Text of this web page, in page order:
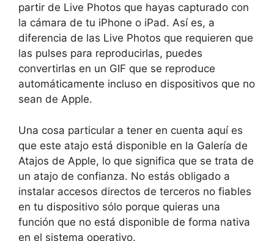
partir de Live Photos que hayas capturado con
la cámara de tu iPhone o iPad. Así es, a
diferencia de las Live Photos que requieren que
las pulses para reproducirlas, puedes
convertirlas en un GIF que se reproduce
automáticamente incluso en dispositivos que no
sean de Apple.
Una cosa particular a tener en cuenta aquí es
que este atajo está disponible en la Galería de
Atajos de Apple, lo que significa que se trata de
un atajo de confianza. No estás obligado a
instalar accesos directos de terceros no fiables
en tu dispositivo sólo porque quieras una
función que no está disponible de forma nativa
en el sistema operativo.